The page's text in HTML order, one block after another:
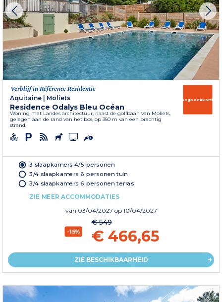
Verblijf in Référence Residentie
Aquitaine
Moliets
Residence Odalys Bleu Océan
Woning met Landes architectuur, naast de golfbaan van Moliets,
gelegen aan de rand van het bos, op 350 m van een prachtig
strand.
Vroegboekkorting
3 slaapkamers 4/5 personen
3/4 slaapkamers 6 personen tuin
3/4 slaapkamers 6 personen terras
ZIE MEER ACCOMMODATIES
van 03/04/2027 op 10/04/2027
-15%
€ 549
€ 466,65
ZIE BESCHIKBAARHEID